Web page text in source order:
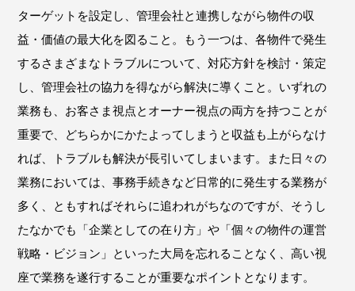
ターゲットを設定し、管理会社と連携しながら物件の収
益・価値の最大化を図ること。もう一つは、各物件で発生
するさまざまなトラブルについて、対応方針を検討・策定
し、管理会社の協力を得ながら解決に導くこと。いずれの
業務も、お客さま視点とオーナー視点の両方を持つことが
重要で、どちらかにかたよってしまうと収益も上がらなけ
れば、トラブルも解決が長引いてしまいます。また日々の
業務においては、事務手続きなど日常的に発生する業務が
多く、ともすればそれらに追われがちなのですが、そうし
たなかでも「企業としての在り方」や「個々の物件の運営
戦略・ビジョン」といった大局を忘れることなく、高い視
座で業務を遂行することが重要なポイントとなります。